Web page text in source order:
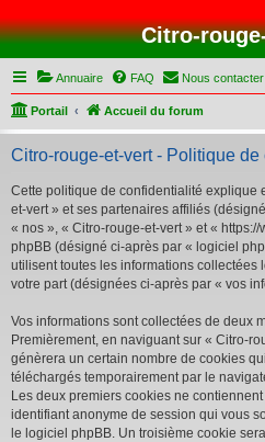
Citro-
Annuaire FAQ Nous contacter
Portail Accueil du forum
Citro-rouge-et-vert - Politique
Cette politique de confidentialité explique
et-vert » et ses partenaires affiliés
« nos », « Citro-rouge-et-vert » et «
phpBB (désigné ci-après par « logiciel
utilisent toutes les informations collectées
votre part (désignées ci-après par « vos
Vos informations sont collectées de deux
Premièrement, en naviguant sur « Citro-
génèrera un certain nombre de cookies
téléchargés temporairement par le
Les deux premiers cookies ne
identifiant anonyme de session qui vous
le logiciel phpBB. Un troisième cookie